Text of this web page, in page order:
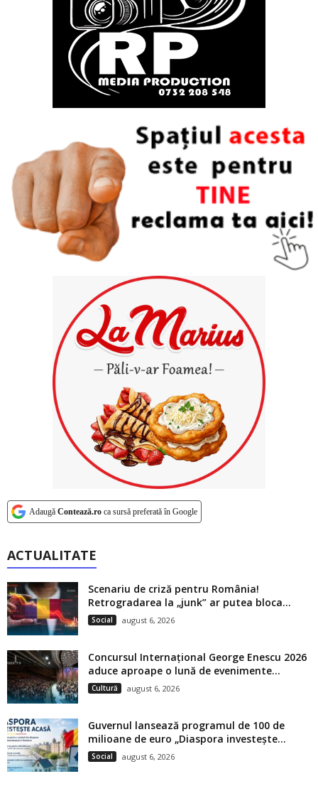
Adaugă Contează.ro ca sursă preferată în Google
ACTUALITATE
Scenariu de criză pentru România!
Retrogradarea la „junk” ar putea bloca...
Social august 6, 2026
Concursul Internațional George Enescu 2026
aduce aproape o lună de evenimente...
Cultură august 6, 2026
Guvernul lansează programul de 100 de
milioane de euro „Diaspora investește...
Social august 6, 2026